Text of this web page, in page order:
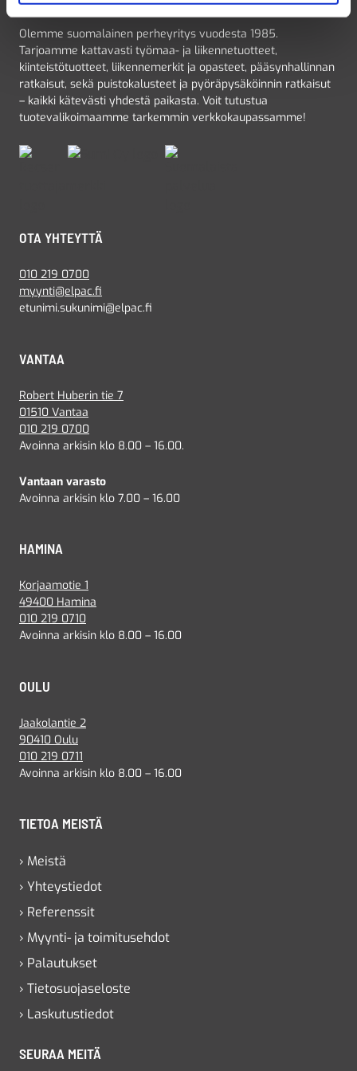
Olemme suomalainen perheyritys vuodesta 1985.
Tarjoamme kattavasti työmaa- ja liikennetuotteet,
kiinteistötuotteet, liikennemerkit ja opasteet, pääsynhallinnan
ratkaisut, sekä puistokalusteet ja pyöräpysäköinnin ratkaisut
– kaikki kätevästi yhdestä paikasta. Voit tutustua
tuotevalikoimaamme tarkemmin verkkokaupassamme!
OTA YHTEYTTÄ
010 219 0700
myynti@elpac.fi
etunimi.sukunimi@elpac.fi
VANTAA
Robert Huberin tie 7
01510 Vantaa
010 219 0700
Avoinna arkisin klo 8.00 – 16.00.
Vantaan varasto
Avoinna arkisin klo 7.00 – 16.00
HAMINA
Korjaamotie 1
49400 Hamina
010 219 0710
Avoinna arkisin klo 8.00 – 16.00
OULU
Jaakolantie 2
90410 Oulu
010 219 0711
Avoinna arkisin klo 8.00 – 16.00
TIETOA MEISTÄ
› Meistä
› Yhteystiedot
› Referenssit
› Myynti- ja toimitusehdot
› Palautukset
› Tietosuojaseloste
› Laskutustiedot
SEURAA MEITÄ